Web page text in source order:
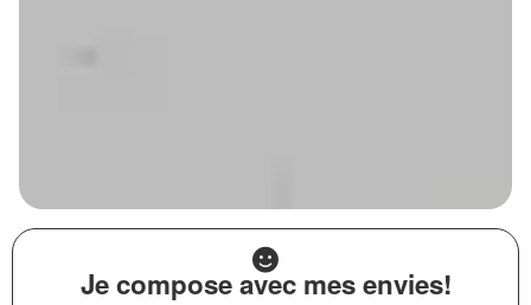
Je compose avec mes envies!